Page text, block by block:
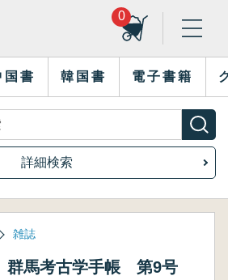
0
国書 韓国書 電子書籍
詳細検索
雑誌
群馬考古学手帳 第9号